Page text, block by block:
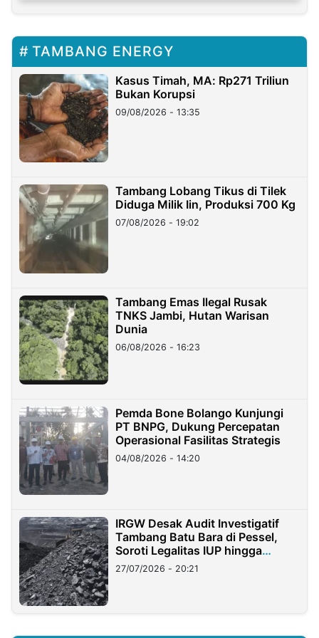
TAMBANG ENERGY
Kasus Timah, MA: Rp271 Triliun
Bukan Korupsi
09/08/2026 - 13:35
Tambang Lobang Tikus di Tilek
Diduga Milik Iin, Produksi 700 Kg
07/08/2026 - 19:02
Tambang Emas Ilegal Rusak
TNKS Jambi, Hutan Warisan
Dunia
06/08/2026 - 16:23
Pemda Bone Bolango Kunjungi
PT BNPG, Dukung Percepatan
Operasional Fasilitas Strategis
04/08/2026 - 14:20
IRGW Desak Audit Investigatif
Tambang Batu Bara di Pessel,
Soroti Legalitas IUP hingga
Stockpile
27/07/2026 - 20:21